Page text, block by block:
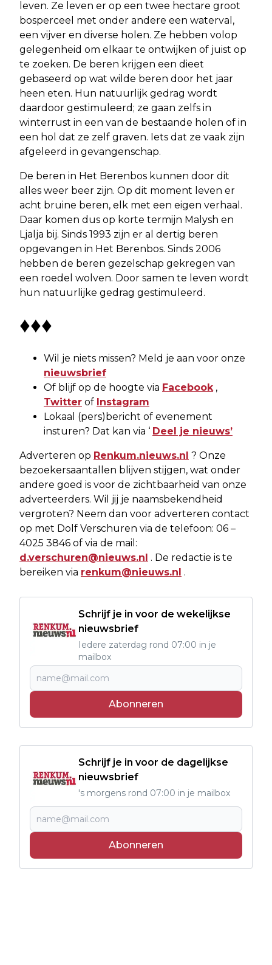
leven. Ze leven er op een twee hectare groot
bosperceel met onder andere een waterval,
een vijver en diverse holen. Ze hebben volop
gelegenheid om elkaar te ontwijken of juist op
te zoeken. De beren krijgen een dieet
gebaseerd op wat wilde beren door het jaar
heen eten. Hun natuurlijk gedrag wordt
daardoor gestimuleerd; ze gaan zelfs in
winterrust in een van de bestaande holen of in
een hol dat ze zelf graven. Iets dat ze vaak zijn
afgeleerd in gevangenschap.
De beren in Het Berenbos kunnen door dit
alles weer beer zijn. Op dit moment leven er
acht bruine beren, elk met een eigen verhaal.
Daar komen dus op korte termijn Malysh en
Ljalja bij. Sinds 1993 zijn er al dertig beren
opgevangen in Het Berenbos. Sinds 2006
hebben de beren gezelschap gekregen van
een roedel wolven. Door samen te leven wordt
hun natuurlijke gedrag gestimuleerd.
♦♦♦
Wil je niets missen? Meld je aan voor onze
nieuwsbrief
Of blijf op de hoogte via Facebook ,
Twitter of Instagram
Lokaal (pers)bericht of evenement
insturen? Dat kan via ‘ Deel je nieuws’
Adverteren op Renkum.nieuws.nl ? Onze
bezoekersaantallen blijven stijgen, wat onder
andere goed is voor de zichtbaarheid van onze
adverteerders. Wil jij je naamsbekendheid
vergroten? Neem dan voor adverteren contact
op met Dolf Verschuren via de telefoon: 06 –
4025 3846 of via de mail:
d.verschuren@nieuws.nl . De redactie is te
bereiken via renkum@nieuws.nl .
Schrijf je in voor de wekelijkse
nieuwsbrief
Iedere zaterdag rond 07:00 in je
mailbox
Abonneren
Schrijf je in voor de dagelijkse
nieuwsbrief
's morgens rond 07:00 in je mailbox
Abonneren